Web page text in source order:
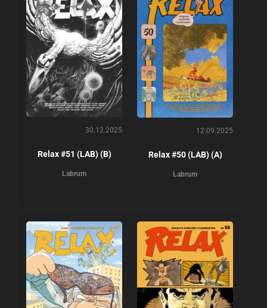
30.12.2025
Relax #51 (LAB) (B)
Labrum
12.09.2025
Relax #50 (LAB) (A)
Labrum